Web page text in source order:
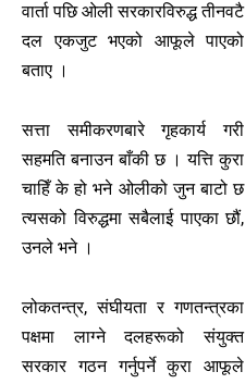
वार्ता पछि ओली सरकारविरुद्ध तीनवटै
दल एकजुट भएको आफूले पाएको
बताए ।
सत्ता समीकरणबारे गृहकार्य गरी
सहमति बनाउन बाँकी छ । यत्ति कुरा
चाहिँ के हो भने ओलीको जुन बाटो छ
त्यसको विरुद्धमा सबैलाई पाएका छौं,
उनले भने ।
लोकतन्त्र, संघीयता र गणतन्त्रका
पक्षमा लाग्ने दलहरूको संयुक्त
सरकार गठन गर्नुपर्ने कुरा आफूले